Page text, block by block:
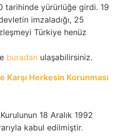
tarihinde yürürlüğe girdi. 19
imzaladığı, 25
Türkiye henüz
buradan ulaşabilirsiniz.
Karşı Herkesin Korunması
18 Aralık 1992
kabul edilmiştir.